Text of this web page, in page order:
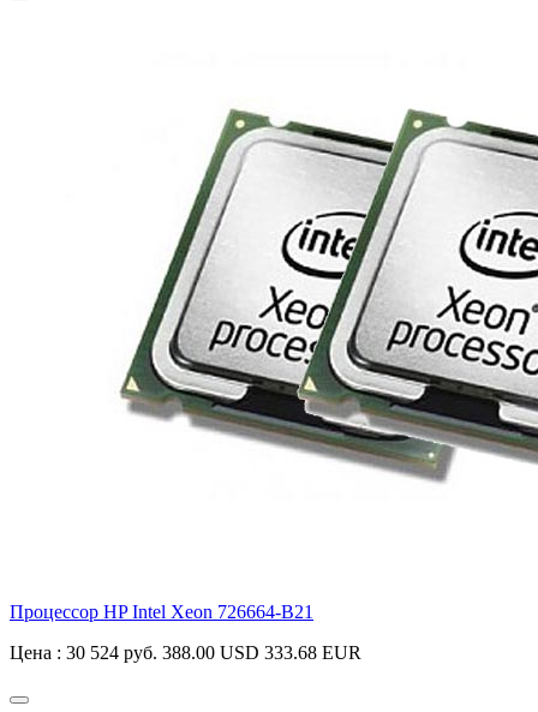
Процессор HP Intel Xeon 726664-B21
Цена : 30 524 руб. 388.00 USD 333.68 EUR